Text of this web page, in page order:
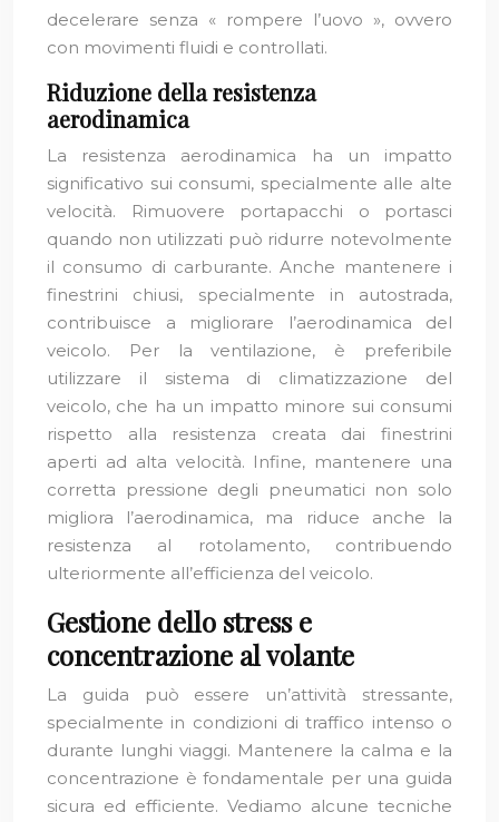
decelerare senza « rompere l’uovo », ovvero
con movimenti fluidi e controllati.
Riduzione della resistenza
aerodinamica
La resistenza aerodinamica ha un impatto
significativo sui consumi, specialmente alle alte
velocità. Rimuovere portapacchi o portasci
quando non utilizzati può ridurre notevolmente
il consumo di carburante. Anche mantenere i
finestrini chiusi, specialmente in autostrada,
contribuisce a migliorare l’aerodinamica del
veicolo. Per la ventilazione, è preferibile
utilizzare il sistema di climatizzazione del
veicolo, che ha un impatto minore sui consumi
rispetto alla resistenza creata dai finestrini
aperti ad alta velocità. Infine, mantenere una
corretta pressione degli pneumatici non solo
migliora l’aerodinamica, ma riduce anche la
resistenza al rotolamento, contribuendo
ulteriormente all’efficienza del veicolo.
Gestione dello stress e
concentrazione al volante
La guida può essere un’attività stressante,
specialmente in condizioni di traffico intenso o
durante lunghi viaggi. Mantenere la calma e la
concentrazione è fondamentale per una guida
sicura ed efficiente. Vediamo alcune tecniche